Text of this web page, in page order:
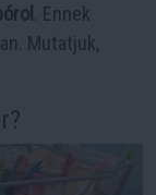
. Ennek
Mutatjuk,